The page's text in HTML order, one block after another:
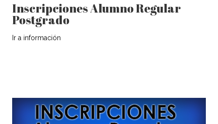
Inscripciones Alumno Regular
Postgrado
Ir a información